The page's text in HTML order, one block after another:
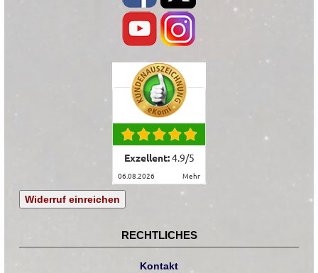
Exzellent:4.9/5
06.08.2026 mehr
Widerruf einreichen
RECHTLICHES
Kontakt